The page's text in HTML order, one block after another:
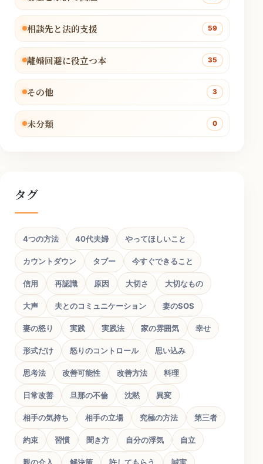
相談先と法的支援 59
離婚回避に役立つ本 35
その他 3
未分類 0
タグ
4つの方法 40代夫婦 やってほしいこと
カウントダウン タブー 今すぐできること
信用 再認識 原因 大切さ 大切なもの
大声 夫とのコミュニケーション 妻のSOS
妻の怒り 実践 実践法 家の雰囲気 幸せ
形式だけ 怒りのコントロール 思い込み
思考法 改善可能性 改善方法 料理
日常改善 旦那の不倫 沈黙 異変
相手の気持ち 相手の立場 究極の方法 第三者
約束 習慣 聞き方 自分の浮気 自立
親の介入 解決策 許してもらう 誠実